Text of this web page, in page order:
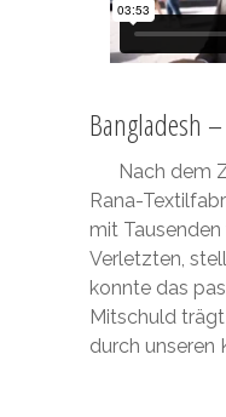
Bangladesh
Nach dem
Rana-
mit
Verletzten,
konnte das
Mitschuld
durch unseren